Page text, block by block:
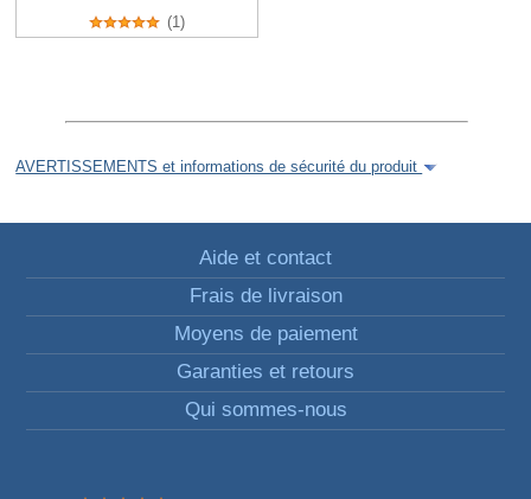
(1)
AVERTISSEMENTS et informations de sécurité du produit
Aide et contact
Frais de livraison
Moyens de paiement
Garanties et retours
Qui sommes-nous